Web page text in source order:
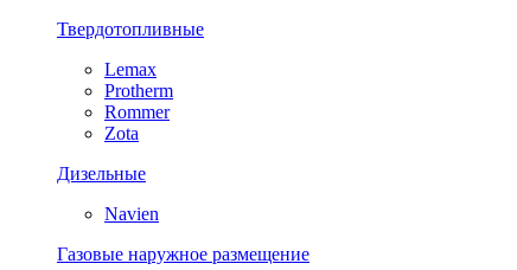
Твердотопливные
Lemax
Protherm
Rommer
Zota
Дизельные
Navien
Газовые наружное размещение